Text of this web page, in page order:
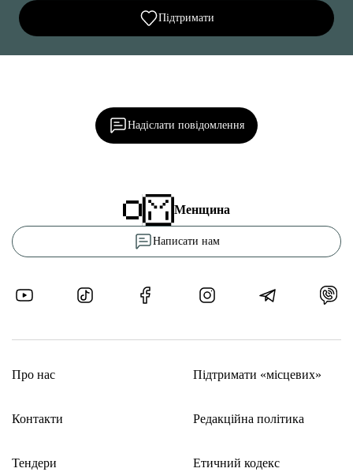
Підтримати
Надіслати повідомлення
Менщина
Написати нам
Про нас
Контакти
Тендери
Підтримати «місцевих»
Редакційна політика
Етичний кодекс